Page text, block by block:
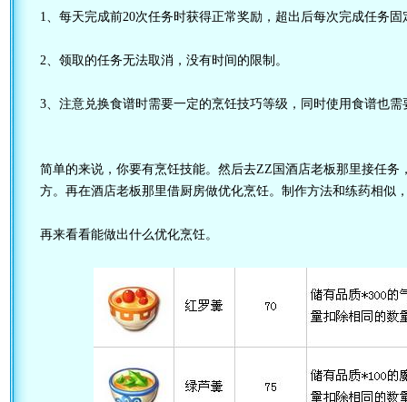
1、每天完成前20次任务时获得正常奖励，超出后每次完成任务
2、领取的任务无法取消，没有时间的限制。
3、注意兑换食谱时需要一定的烹饪技巧等级，同时使用食谱也
简单的来说，你要有烹饪技能。然后去ZZ国酒店老板那里接任务
方。再在酒店老板那里借厨房做优化烹饪。制作方法和练药相似
再来看看能做出什么优化烹饪。